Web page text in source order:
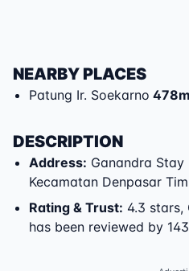
NEARBY PLACES
Patung Ir. Soekarno 478m
DESCRIPTION
Address: Ganandra Stay
Kecamatan Denpasar
Rating & Trust: 4.3 stars,
has been reviewed by